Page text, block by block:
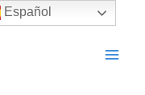
Español